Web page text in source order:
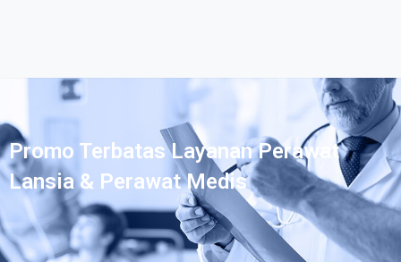
Promo Terbatas Layanan Perawat
Lansia & Perawat Medis